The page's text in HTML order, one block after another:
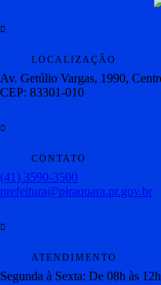
LOCALIZAÇÃO
Av. Getúlio Vargas, 1990,
CEP: 83301-010
CONTATO
(41) 3590-3500
prefeitura@piraquara.pr.gov.br
ATENDIMENTO
Segunda à Sexta: De 08h às